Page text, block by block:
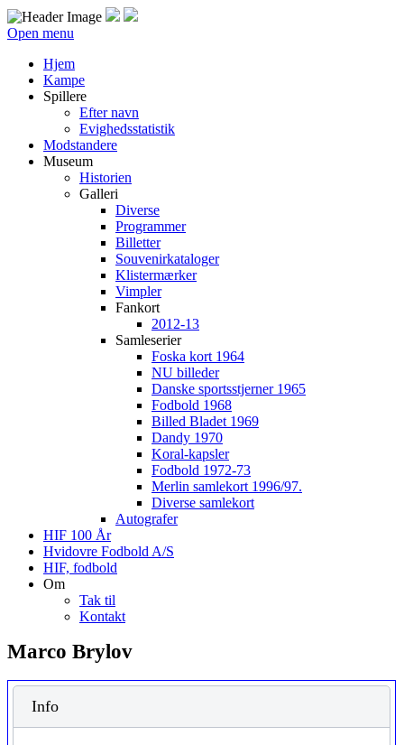
Open menu
Hjem
Kampe
Spillere
Efter navn
Evighedsstatistik
Modstandere
Museum
Historien
Galleri
Diverse
Programmer
Billetter
Souvenirkataloger
Klistermærker
Vimpler
Fankort
2012-13
Samleserier
Foska kort 1964
NU billeder
Danske sportsstjerner 1965
Fodbold 1968
Billed Bladet 1969
Dandy 1970
Koral-kapsler
Fodbold 1972-73
Merlin samlekort 1996/97.
Diverse samlekort
Autografer
HIF 100 År
Hvidovre Fodbold A/S
HIF, fodbold
Om
Tak til
Kontakt
Marco Brylov
Info